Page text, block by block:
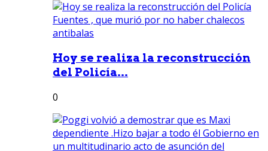
Hoy se realiza la reconstrucción
del Policía...
0